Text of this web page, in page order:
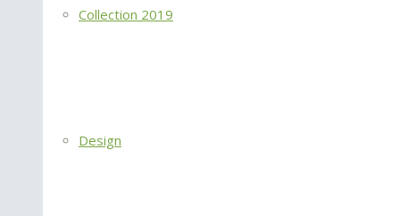
Collection 2019
Design